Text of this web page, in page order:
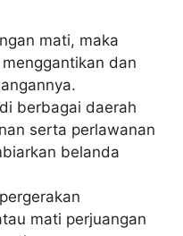
mati, maka
dan
berbagai daerah
serta perlawanan
belanda
mati perjuangan